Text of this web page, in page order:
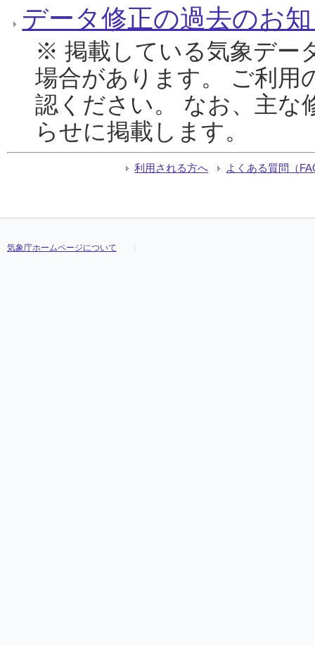
データ修正の過去のお
※ 掲載している気象デー
場合があります。 ご利用
認ください。 なお、主な
らせに掲載します。
利用される方へ よくある質問（
気象庁ホームページについて